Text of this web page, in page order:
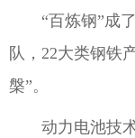
“百炼钢”成了“
队，22大类钢铁
槃”。
动力电池技术